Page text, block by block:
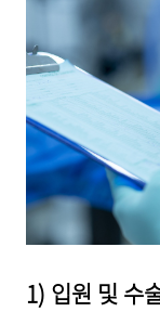
1) 입원 및 수